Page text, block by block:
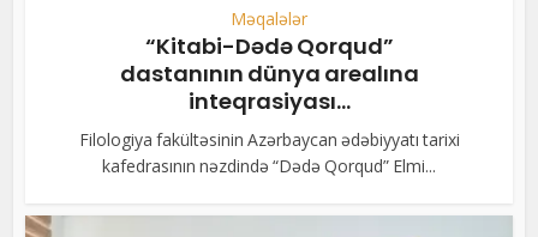
Məqalələr
“Kitabi-Dədə Qorqud”
dastanının dünya arealına
inteqrasiyası...
Filologiya fakültəsinin Azərbaycan ədəbiyyatı tarixi
kafedrasının nəzdində “Dədə Qorqud” Elmi...